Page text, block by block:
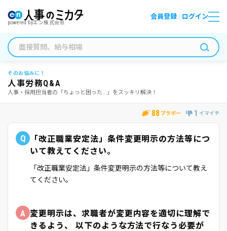
powered byエン株式会社
会員登録 / ログイン
そのお悩みに！
人事労務Q&A
人事・採用担当者の「ちょっと困った...」をスッキリ解決！
88 ブラボー 1 イマイチ
Q
「改正職業安定法」条件変更明示の方法等につ
いて教えてください。
「改正職業安定法」条件変更明示の方法等について教え
てください。
A 変更明示は、求職者が変更内容を適切に理解で
きるよう、 以下のような方法で行なう必要が